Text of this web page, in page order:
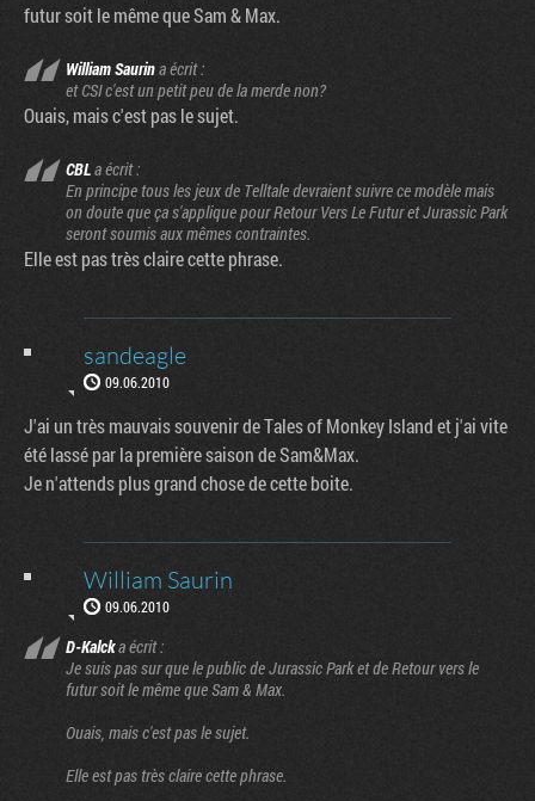
futur soit le même que Sam & Max.
William Saurina écrit :
et CSI c'est un petit peu de la merde non?
Ouais, mais c'est pas le sujet.
CBLa écrit :
En principe tous les jeux de Telltale devraient suivre ce modèle mais
on doute que ça s'applique pour Retour Vers Le Futur et Jurassic Park
seront soumis aux mêmes contraintes.
Elle est pas très claire cette phrase.
sandeagle
09.06.2010
J'ai un très mauvais souvenir de Tales of Monkey Island et j'ai vite
été lassé par la première saison de Sam&Max.
Je n'attends plus grand chose de cette boite.
William Saurin
09.06.2010
D-Kalcka écrit :
Je suis pas sur que le public de Jurassic Park et de Retour vers le
futur soit le même que Sam & Max.
Ouais, mais c'est pas le sujet.
Elle est pas très claire cette phrase.